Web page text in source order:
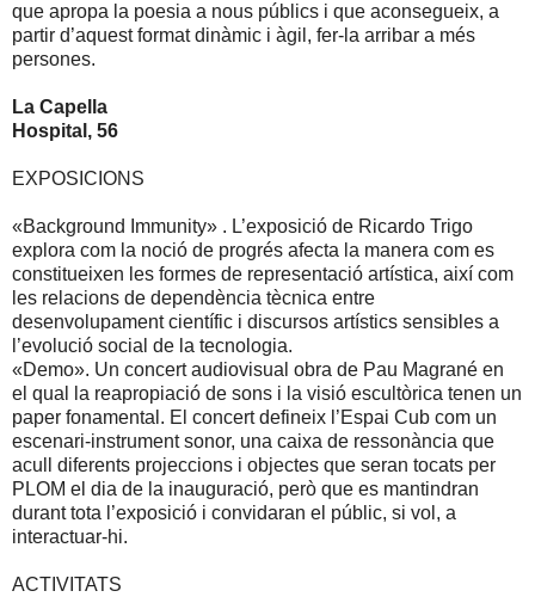
que apropa la poesia a nous públics i que aconsegueix, a
partir d’aquest format dinàmic i àgil, fer-la arribar a més
persones.
La Capella
Hospital, 56
EXPOSICIONS
«Background Immunity» . L’exposició de Ricardo Trigo
explora com la noció de progrés afecta la manera com es
constitueixen les formes de representació artística, així com
les relacions de dependència tècnica entre
desenvolupament científic i discursos artístics sensibles a
l’evolució social de la tecnologia.
«Demo». Un concert audiovisual obra de Pau Magrané en
el qual la reapropiació de sons i la visió escultòrica tenen un
paper fonamental. El concert defineix l’Espai Cub com un
escenari-instrument sonor, una caixa de ressonància que
acull diferents projeccions i objectes que seran tocats per
PLOM el dia de la inauguració, però que es mantindran
durant tota l’exposició i convidaran el públic, si vol, a
interactuar-hi.
ACTIVITATS